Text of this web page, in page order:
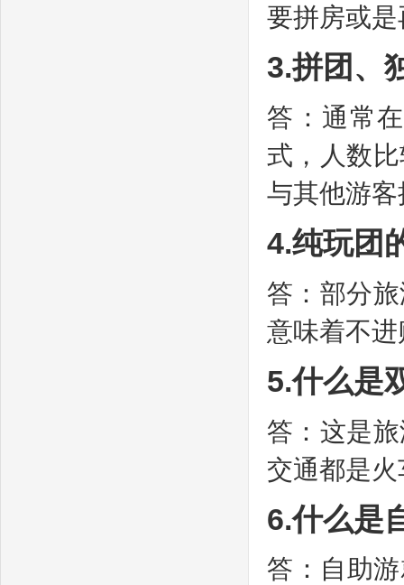
要拼房或
3.拼团、
答：通常
式，人数
与其他游
4.纯玩团
答：部分
意味着不
5.什么是
答：这是
交通都是
6.什么是
答：自助